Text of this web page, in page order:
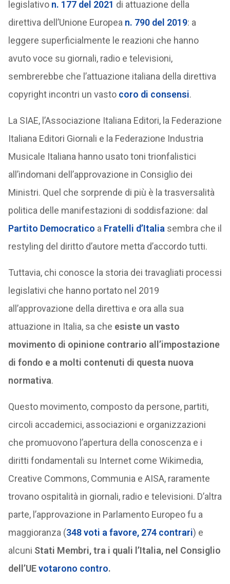
legislativo n. 177 del 2021 di attuazione della
direttiva dell’Unione Europea n. 790 del 2019: a
leggere superficialmente le reazioni che hanno
avuto voce su giornali, radio e televisioni,
sembrerebbe che l’attuazione italiana della direttiva
copyright incontri un vasto coro di consensi.
La SIAE, l’Associazione Italiana Editori, la Federazione
Italiana Editori Giornali e la Federazione Industria
Musicale Italiana hanno usato toni trionfalistici
all’indomani dell’approvazione in Consiglio dei
Ministri. Quel che sorprende di più è la trasversalità
politica delle manifestazioni di soddisfazione: dal
Partito Democratico a Fratelli d’Italia sembra che il
restyling del diritto d’autore metta d’accordo tutti.
Tuttavia, chi conosce la storia dei travagliati processi
legislativi che hanno portato nel 2019
all’approvazione della direttiva e ora alla sua
attuazione in Italia, sa che esiste un vasto
movimento di opinione contrario all’impostazione
di fondo e a molti contenuti di questa nuova
normativa.
Questo movimento, composto da persone, partiti,
circoli accademici, associazioni e organizzazioni
che promuovono l’apertura della conoscenza e i
diritti fondamentali su Internet come Wikimedia,
Creative Commons, Communia e AISA, raramente
trovano ospitalità in giornali, radio e televisioni. D’altra
parte, l’approvazione in Parlamento Europeo fu a
maggioranza (348 voti a favore, 274 contrari) e
alcuni Stati Membri, tra i quali l’Italia, nel Consiglio
dell’UEvotarono contro.